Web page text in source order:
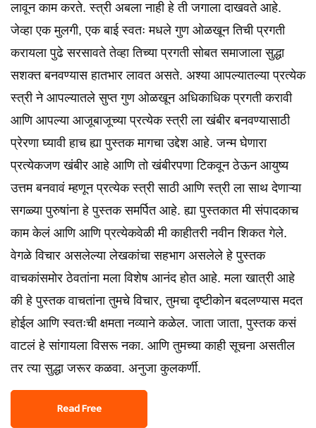
लावून काम करते. स्त्री अबला नाही हे ती जगाला दाखवते आहे.
जेव्हा एक मुलगी, एक बाई स्वतः मधले गुण ओळखून तिची प्रगती
करायला पुढे सरसावते तेव्हा तिच्या प्रगती सोबत समाजाला सुद्धा
सशक्त बनवण्यास हातभार लावत असते. अश्या आपल्यातल्या प्रत्येक
स्त्री ने आपल्यातले सुप्त गुण ओळखून अधिकाधिक प्रगती करावी
आणि आपल्या आजूबाजूच्या प्रत्येक स्त्री ला खंबीर बनवण्यासाठी
प्रेरणा घ्यावी हाच ह्या पुस्तक मागचा उद्देश आहे. जन्म घेणारा
प्रत्येकजण खंबीर आहे आणि तो खंबीरपणा टिकवून ठेऊन आयुष्य
उत्तम बनवावं म्हणून प्रत्येक स्त्री साठी आणि स्त्री ला साथ देणाऱ्या
सगळ्या पुरुषांना हे पुस्तक समर्पित आहे. ह्या पुस्तकात मी संपादकाच
काम केलं आणि आणि प्रत्येकवेळी मी काहीतरी नवीन शिकत गेले.
वेगळे विचार असलेल्या लेखकांचा सहभाग असलेले हे पुस्तक
वाचकांसमोर ठेवतांना मला विशेष आनंद होत आहे. मला खात्री आहे
की हे पुस्तक वाचतांना तुमचे विचार, तुमचा दृष्टीकोन बदलण्यास मदत
होईल आणि स्वतःची क्षमता नव्याने कळेल. जाता जाता, पुस्तक कसं
वाटलं हे सांगायला विसरू नका. आणि तुमच्या काही सूचना असतील
तर त्या सुद्धा जरूर कळवा. अनुजा कुलकर्णी.
Read Free